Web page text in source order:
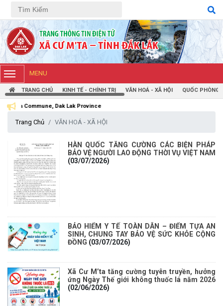
Tiếng Việt Tiếng Anh
MENU
TRANG CHỦ KINH TẾ - CHÍNH TRỊ VĂN HOÁ - XÃ HỘI QUỐC PHÒNG
Dak Lak Province
Trang Chủ VĂN HOÁ - XÃ HỘI
HÀN QUỐC TĂNG CƯỜNG CÁC BIỆN PHÁP
BẢO VỆ NGƯỜI LAO ĐỘNG THỜI VỤ VIỆT NAM
(03/07/2026)
BẢO HIỂM Y TẾ TOÀN DÂN – ĐIỂM TỰA AN
SINH, CHUNG TAY BẢO VỆ SỨC KHỎE CỘNG
ĐỒNG (03/07/2026)
Xã Cư M’ta tăng cường tuyên truyền, hưởng
ứng Ngày Thế giới không thuốc lá năm 2026
(02/06/2026)